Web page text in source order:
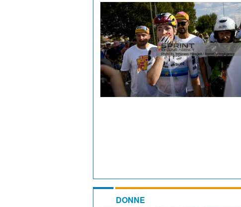
DONNE